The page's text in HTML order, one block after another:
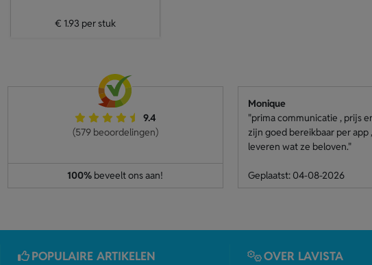
€ 1.93 per stuk
9.4
(579 beoordelingen)
100% beveelt ons aan!
Monique
"prima communicatie , prijs
zijn goed bereikbaar per app
leveren wat ze beloven."
Geplaatst: 04-08-2026
POPULAIRE ARTIKELEN OVER LAVISTA